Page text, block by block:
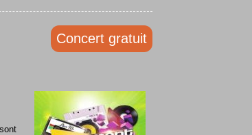
Concert gratuit